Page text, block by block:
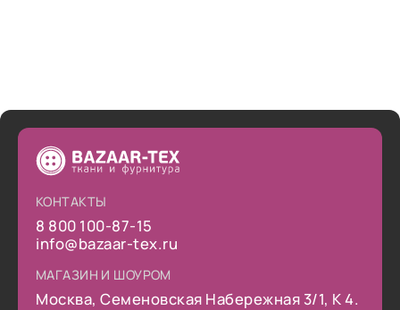
КОНТАКТЫ
8 800 100-87-15
info@bazaar-tex.ru
МАГАЗИН И ШОУРОМ
Москва, Семеновская Набережная 3/1, К 4.